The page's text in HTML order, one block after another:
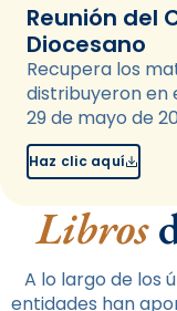
Reunión del
Diocesano
Recupera los
distribuyeron en
29 de mayo de
Haz clic aquí
Libros
A lo largo de los
entidades han